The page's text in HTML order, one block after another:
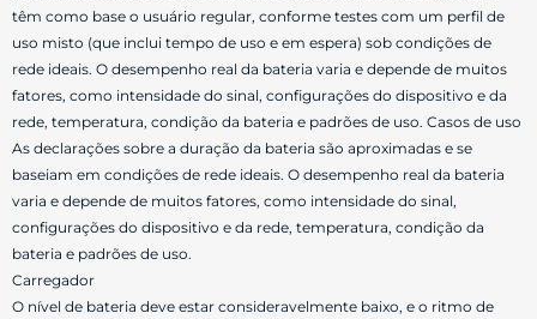
têm como base o usuário regular, conforme testes com um perfil de
uso misto (que inclui tempo de uso e em espera) sob condições de
rede ideais. O desempenho real da bateria varia e depende de muitos
fatores, como intensidade do sinal, configurações do dispositivo e da
rede, temperatura, condição da bateria e padrões de uso. Casos de uso
As declarações sobre a duração da bateria são aproximadas e se
baseiam em condições de rede ideais. O desempenho real da bateria
varia e depende de muitos fatores, como intensidade do sinal,
configurações do dispositivo e da rede, temperatura, condição da
bateria e padrões de uso.
Carregador
O nível de bateria deve estar consideravelmente baixo, e o ritmo de